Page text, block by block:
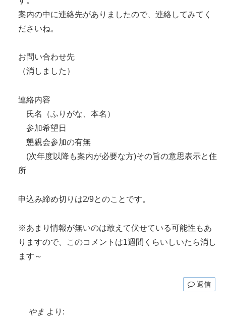
案内の中に連絡先がありましたので、連絡してみてく
ださいね。
お問い合わせ先
（消しました）
連絡内容
氏名（ふりがな、本名）
参加希望日
懇親会参加の有無
(次年度以降も案内が必要な方)その旨の意思表示と住
所
申込み締め切りは2/9とのことです。
※あまり情報が無いのは敢えて伏せている可能性もあ
りますので、このコメントは1週間くらいしいたら消し
ます～
返信
やま より: